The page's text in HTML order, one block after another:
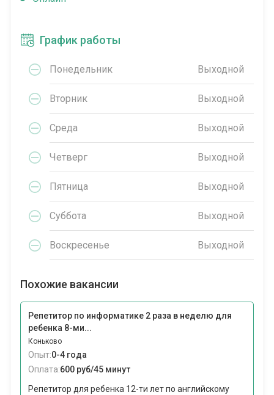
График работы
Понедельник Выходной
Вторник Выходной
Среда Выходной
Четверг Выходной
Пятница Выходной
Суббота Выходной
Воскресенье Выходной
Похожие вакансии
Репетитор по информатике 2 раза в неделю для
ребенка 8-ми...
Коньково
Опыт:0-4 года
Оплата:600 руб/45 минут
Репетитор для ребенка 12-ти лет по английскому